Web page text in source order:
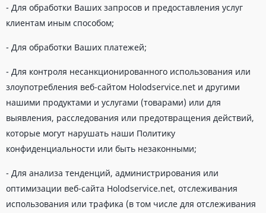
- Для обработки Ваших запросов и предоставления услуг
клиентам иным способом;
- Для обработки Ваших платежей;
- Для контроля несанкционированного использования или
злоупотребления веб-сайтом Holodservice.net и другими
нашими продуктами и услугами (товарами) или для
выявления, расследования или предотвращения действий,
которые могут нарушать наши Политику
конфиденциальности или быть незаконными;
- Для анализа тенденций, администрирования или
оптимизации веб-сайта Holodservice.net, отслеживания
использования или трафика (в том числе для отслеживания